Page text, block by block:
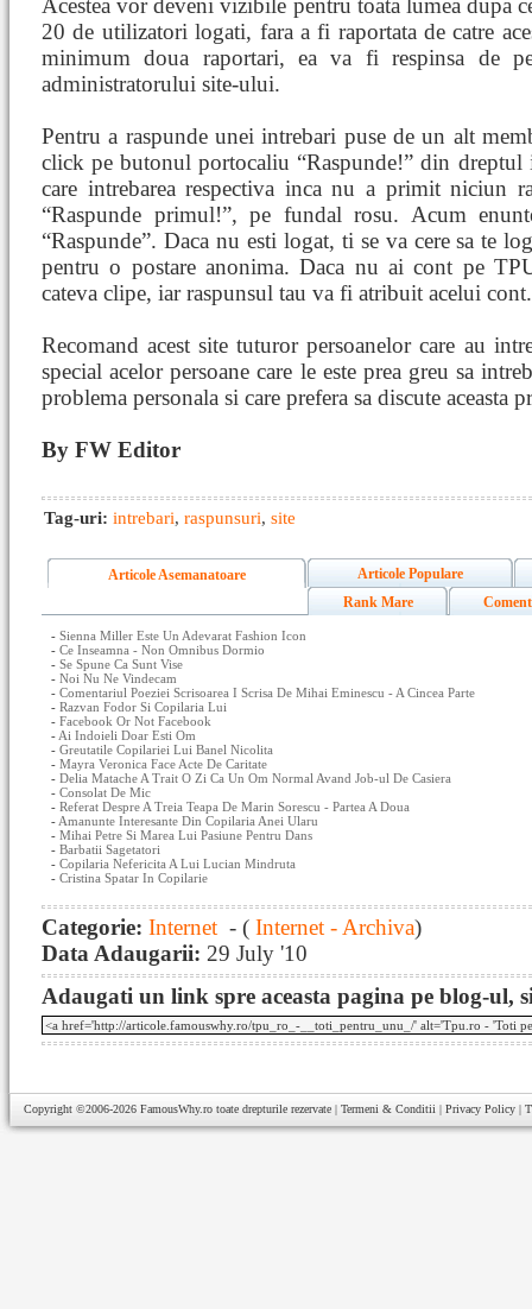
Acestea vor deveni vizibile pentru toata lumea dupa
20 de utilizatori logati, fara a fi raportata de catre
minimum doua raportari, ea va fi respinsa de
administratorului site-ului.
Pentru a raspunde unei intrebari puse de un alt
click pe butonul portocaliu “Raspunde!” din
care intrebarea respectiva inca nu a primit niciun
“Raspunde primul!”, pe fundal rosu. Acum
“Raspunde”. Daca nu esti logat, ti se va cere sa te
pentru o postare anonima. Daca nu ai cont pe
cateva clipe, iar raspunsul tau va fi atribuit acelui cont.
Recomand acest site tuturor persoanelor care au
special acelor persoane care le este prea greu sa
problema personala si care prefera sa discute aceasta
By FW Editor
Tag-uri: intrebari, raspunsuri, site
Articole Asemanatoare
Articole Populare
Rank Mare
- Sienna Miller Este Un Adevarat Fashion Icon
- Ce Inseamna - Non Omnibus Dormio
- Se Spune Ca Sunt Vise
- Noi Nu Ne Vindecam
- Comentariul Poeziei Scrisoarea I Scrisa De Mihai Eminescu - A Cincea Parte
- Razvan Fodor Si Copilaria Lui
- Facebook Or Not Facebook
- Ai Indoieli Doar Esti Om
- Greutatile Copilariei Lui Banel Nicolita
- Mayra Veronica Face Acte De Caritate
- Delia Matache A Trait O Zi Ca Un Om Normal Avand Job-ul De Casiera
- Consolat De Mic
- Referat Despre A Treia Teapa De Marin Sorescu - Partea A Doua
- Amanunte Interesante Din Copilaria Anei Ularu
- Mihai Petre Si Marea Lui Pasiune Pentru Dans
- Barbatii Sagetatori
- Copilaria Nefericita A Lui Lucian Mindruta
- Cristina Spatar In Copilarie
Categorie: Internet - ( Internet - Archiva)
Data Adaugarii: 29 July '10
Adaugati un link spre aceasta pagina pe blog-ul,
Copyright ©2006-2026 FamousWhy.ro toate drepturile rezervate | Termeni & Conditii | Privacy Policy |